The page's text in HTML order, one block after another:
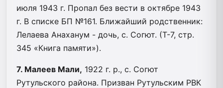
июля 1943 г. Пропал без вести в октябре 1943
г. В списке БП №161. Ближайший родственник:
Лелаева Анаханум - дочь, с. Согют. (Т-7, стр.
345 «Книга памяти»).
7. Малеев Мали, 1922 г. р., с. Согют
Рутульского района. Призван Рутульским РВК